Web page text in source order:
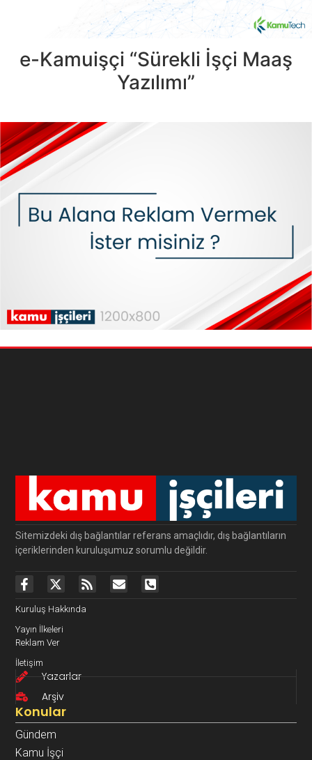
e-Kamuişçi “Sürekli İşçi Maaş
Yazılımı”
Sitemizdeki dış bağlantılar referans amaçlıdır, dış bağlantıların
içeriklerinden kuruluşumuz sorumlu değildir.
Kuruluş Hakkında
Yayın İlkeleri
Reklam Ver
İletişim
Yazarlar
Arşiv
Konular
Gündem
Kamu İşçi